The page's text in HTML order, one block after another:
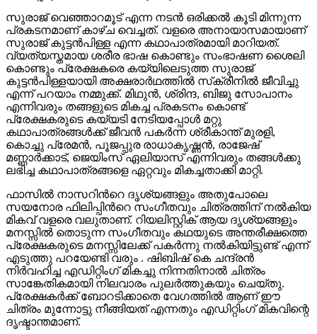
സുരാജ് വെഞ്ഞാറമൂട് എന്ന നടൻ ഒരിക്കൽ കൂടി മിന്നുന്ന
പ്രകടനമാണ് കാഴ്ച വെച്ചത്. വളരെ അനായാസമായാണ്
സുരാജ് കുട്ടൻപിള്ള എന്ന കഥാപാത്രമായി മാറിയത്.
വ്യത്യസ്തമായ ശരീര ഭാഷ കൊണ്ടും സംഭാഷണ ശൈലി
കൊണ്ടും പ്രേക്ഷകരെ കയ്യിലെടുത്ത സുരാജ്
കുട്ടൻപിള്ളയായി അക്ഷരാർഥത്തിൽ സ്‌ക്രീനിൽ ജീവിച്ചു
എന്ന് പറയാം നമ്മുക്ക്. മിഥുൻ, ശ്രിന്ദ, ബിജു സോപാനം
എന്നിവരും തങ്ങളുടെ മികച്ച പ്രകടനം കൊണ്ട്
പ്രേക്ഷകരുടെ കയ്യടി നേടിയപ്പോൾ മറ്റു
കഥാപാത്രങ്ങൾക്ക് ജീവൻ പകർന്ന ശ്രീകാന്ത് മുരളി,
കൊച്ചു പ്രേമൻ, പൂജപ്പുര രാധാകൃഷ്ണൻ, രാജേഷ്
മണ്ണാർക്കാട്, ജെയിംസ് ഏലിയാസ് എന്നിവരും തങ്ങൾക്കു
ലഭിച്ച കഥാപാത്രങ്ങളെ ഏറ്റവും മികച്ചതാക്കി മാറ്റി.
ഫാസിൽ നാസറിന്‍റെ ദൃശ്യങ്ങളും അതുപോലെ
സയനോര ഫിലിപ്പിന്‍റെ സംഗീതവും ചിത്രത്തിന് നൽകിയ
മികവ് വളരെ വലുതാണ്. റിയലിസ്റ്റിക് ആയ ദൃശ്യങ്ങളും
മനസ്സിൽ തൊടുന്ന സംഗീതവും കഥയുടെ അന്തരീക്ഷത്തെ
പ്രേക്ഷകരുടെ മനസ്സിലേക്ക് പകർന്നു നൽകിയിട്ടുണ്ട് എന്ന്
എടുത്തു പറയേണ്ടി വരും . ഷിബിഷ് കെ ചന്ദ്രൻ
നിർവഹിച്ച എഡിറ്റിംഗ് മികച്ചു നിന്നതിനാൽ ചിത്രം
സാങ്കേതികമായി നിലവാരം പുലർത്തുകയും ചെയ്തു.
പ്രേക്ഷകർക്ക് ബോറടിക്കാതെ വേഗത്തിൽ ആണ് ഈ
ചിത്രം മുന്നോട്ടു നീങ്ങിയത് എന്നതും എഡിറ്റിംഗ് മികവിന്റെ
ദൃഷ്ടാന്തമാണ്.